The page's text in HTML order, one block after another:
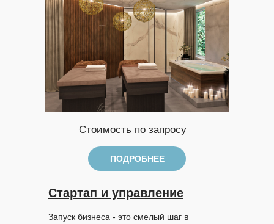
Стоимость по запросу
ПОДРОБНЕЕ
Стартап и управление
Запуск бизнеса - это смелый шаг в